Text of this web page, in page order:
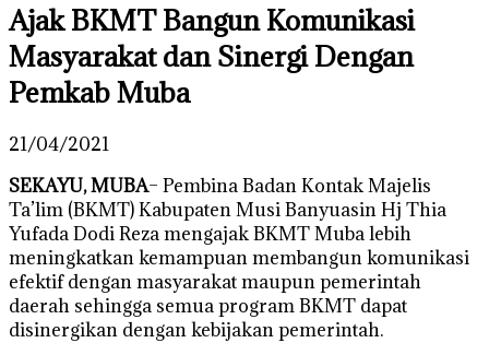
Ajak BKMT Bangun Komunikasi
Masyarakat dan Sinergi Dengan
Pemkab Muba
21/04/2021
SEKAYU, MUBA– Pembina Badan Kontak Majelis
Ta’lim (BKMT) Kabupaten Musi Banyuasin Hj Thia
Yufada Dodi Reza mengajak BKMT Muba lebih
meningkatkan kemampuan membangun komunikasi
efektif dengan masyarakat maupun pemerintah
daerah sehingga semua program BKMT dapat
disinergikan dengan kebijakan pemerintah.